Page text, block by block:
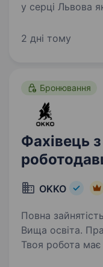
у серці Львова
у пошуку нових
2 дні тому
Бронювання
Фахівець
OKKO
Повна
Вища освіта. Працюєш ти — працює країна.
Твоя робота